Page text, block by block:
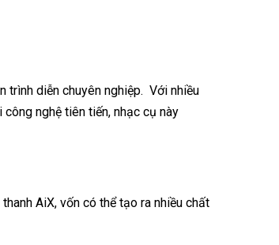
trình diễn chuyên nghiệp. Với nhiều
nghệ tiên tiến, nhạc cụ này
AiX, vốn có thể tạo ra nhiều chất